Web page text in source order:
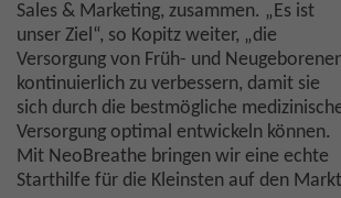
Sales & Marketing, zusammen. „Es ist
unser Ziel“, so Kopitz weiter, „die
Versorgung von Früh- und
kontinuierlich zu verbessern, damit sie
sich durch die bestmögliche
Versorgung optimal entwickeln können.
Mit NeoBreathe bringen wir eine echte
Starthilfe für die Kleinsten auf den